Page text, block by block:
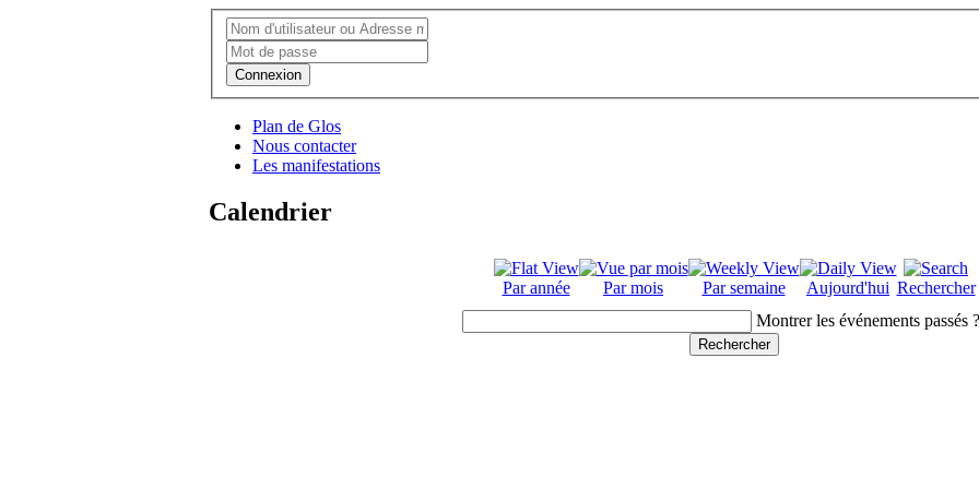
Connexion
Plan de Glos
Nous contacter
Les manifestations
Calendrier
Par année Par mois Par semaine Aujourd'hui Rechercher
Montrer les événements passés ?